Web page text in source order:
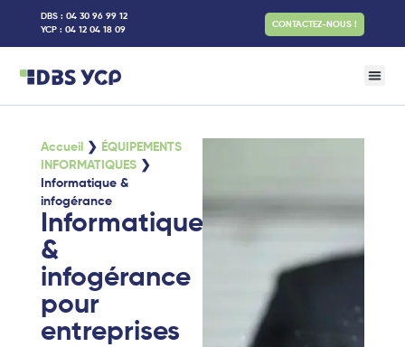
principalDBS : 04 30 96 99 12
YCP : 04 12 04 18 09
CONTACTEZ-NOUS !
Accueil ❯ ÉQUIPEMENTS
INFORMATIQUES❯
Informatique &
infogérance
Informatique
&
infogérance
pour
entreprises